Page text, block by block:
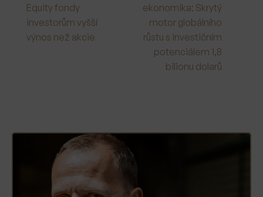
Equity fondy
investorům vyšší
výnos než akcie
ekonomika: Skrytý
motor globálního
růstu s investičním
potenciálem 1,8
bilionu dolarů